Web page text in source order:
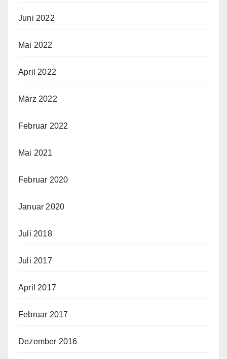
Juni 2022
Mai 2022
April 2022
März 2022
Februar 2022
Mai 2021
Februar 2020
Januar 2020
Juli 2018
Juli 2017
April 2017
Februar 2017
Dezember 2016